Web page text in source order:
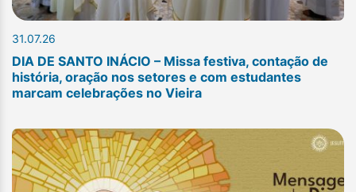
31.07.26
DIA DE SANTO INÁCIO – Missa festiva, contação de
história, oração nos setores e com estudantes
marcam celebrações no Vieira